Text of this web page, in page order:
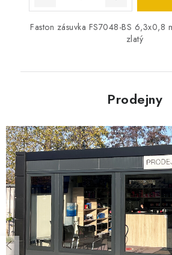
Faston zásuvka FS7048-BS 6,3x0,8
zlatý
Prodejny